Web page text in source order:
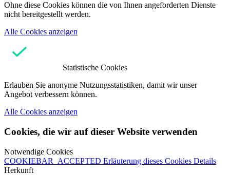
Ohne diese Cookies können die von Ihnen angeforderten Dienste
nicht bereitgestellt werden.
Alle Cookies anzeigen
Statistische Cookies
Erlauben Sie anonyme Nutzungsstatistiken, damit wir unser
Angebot verbessern können.
Alle Cookies anzeigen
Cookies, die wir auf dieser Website verwenden
Notwendige Cookies
COOKIEBAR_ACCEPTED Erläuterung dieses Cookies Details
Herkunft